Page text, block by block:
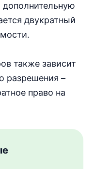
двукратный
также зависит
разрешения –
право на